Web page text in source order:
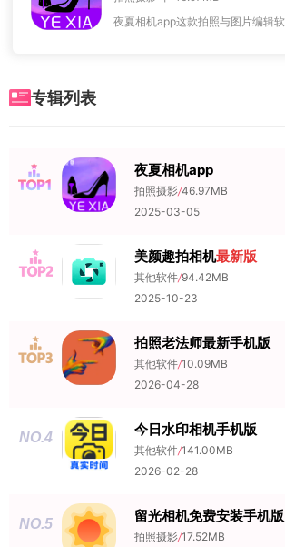
专辑列表
NO.1 夜夏相机app
拍照摄影/46.97MB
2025-03-05
NO.2 美颜趣拍相机最新版
其他软件/94.42MB
2025-10-23
NO.3 拍照老法师最新手机版
其他软件/10.09MB
2026-04-28
NO.4 今日水印相机手机版
其他软件/141.00MB
2026-02-28
NO.5 留光相机免费安装手机版
拍照摄影/17.52MB